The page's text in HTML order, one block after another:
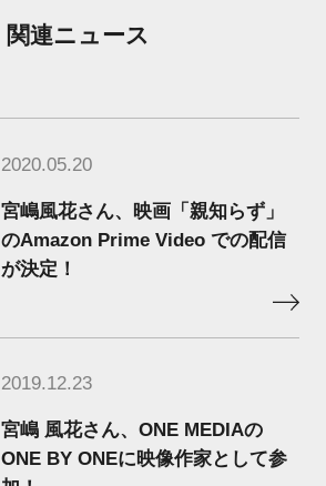
関連ニュース
宮嶋風花さん、映画「親知らず」
のAmazon Prime Video での配信
が決定！
2020.05.20
宮嶋 風花さん、ONE MEDIAの
ONE BY ONEに映像作家として参
2019.12.23